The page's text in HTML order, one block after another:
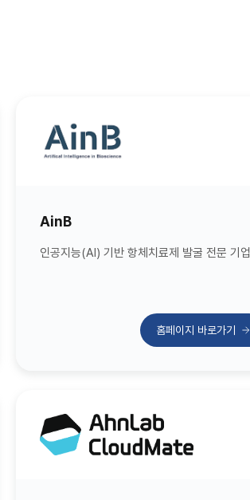
AinB
인공지능(AI) 기반 항체치료제 발굴 전문 기업
홈페이지 바로가기